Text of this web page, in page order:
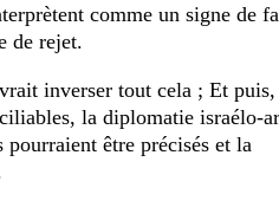
comme un signe de
de rejet.
inverser tout cela ; Et puis,
la diplomatie israélo-
être précisés et la